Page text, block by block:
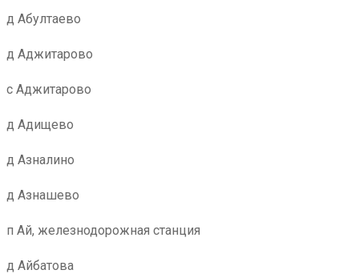
д Абултаево
д Аджитарово
с Аджитарово
д Адищево
д Азналино
д Азнашево
п Ай, железнодорожная станция
д Айбатова